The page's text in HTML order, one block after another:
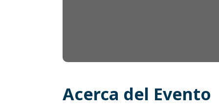
Acerca del Evento